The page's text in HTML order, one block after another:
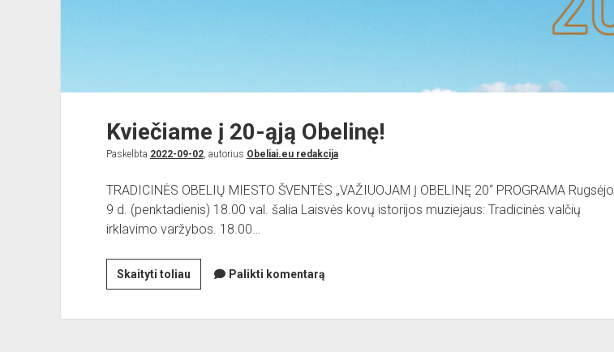
Kviečiame į 20-ąją Obelinę!
Paskelbta 2022-09-02, autorius Obeliai.eu redakcija
TRADICINĖS OBELIŲ MIESTO ŠVENTĖS „VAŽIUOJAM Į OBELINĘ 20“ PROGRAMA Rugsėjo
9 d. (penktadienis) 18.00 val. šalia Laisvės kovų istorijos muziejaus: Tradicinės valčių
irklavimo varžybos. 18.00…
Skaityti toliauKviečiame
į
Palikti komentarą